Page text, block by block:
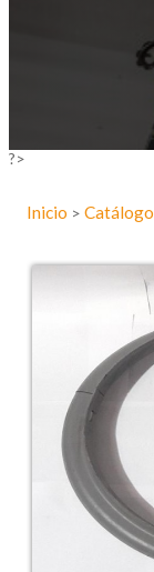
?>
Inicio > Catálogo